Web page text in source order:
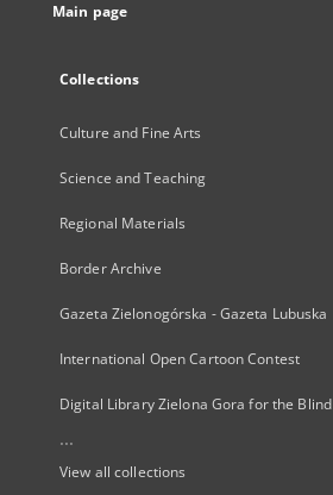
Main page
Collections
Culture and Fine Arts
Science and Teaching
Regional Materials
Border Archive
Gazeta Zielonogórska - Gazeta Lubuska
International Open Cartoon Contest
Digital Library Zielona Gora for the Blind
...
View all collections